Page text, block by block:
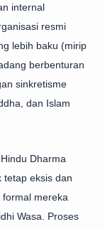
internal
resmi
lebih baku (mirip
berbenturan
sinkretisme
dan Islam
Dharma
tetap eksis dan
mereka
Wasa. Proses